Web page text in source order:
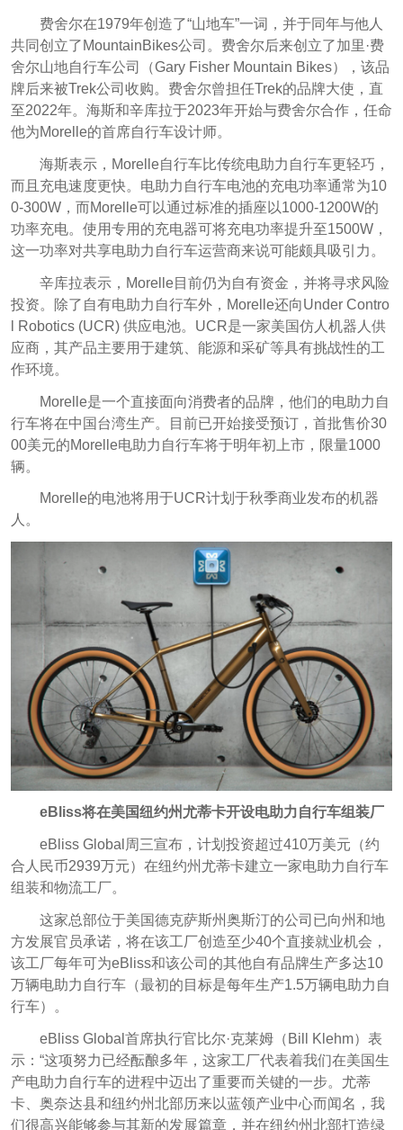
费舍尔在1979年创造了“山地车”一词，并于同年与他人
共同创立了MountainBikes公司。费舍尔后来创立了加里·费
舍尔山地自行车公司（Gary Fisher Mountain Bikes），该品
牌后来被Trek公司收购。费舍尔曾担任Trek的品牌大使，直
至2022年。海斯和辛库拉于2023年开始与费舍尔合作，任命
他为Morelle的首席自行车设计师。
海斯表示，Morelle自行车比传统电助力自行车更轻巧，
而且充电速度更快。电助力自行车电池的充电功率通常为10
0-300W，而Morelle可以通过标准的插座以1000-1200W的
功率充电。使用专用的充电器可将充电功率提升至1500W，
这一功率对共享电助力自行车运营商来说可能颇具吸引力。
辛库拉表示，Morelle目前仍为自有资金，并将寻求风险
投资。除了自有电助力自行车外，Morelle还向Under Contro
l Robotics (UCR) 供应电池。UCR是一家美国仿人机器人供
应商，其产品主要用于建筑、能源和采矿等具有挑战性的工
作环境。
Morelle是一个直接面向消费者的品牌，他们的电助力自
行车将在中国台湾生产。目前已开始接受预订，首批售价30
00美元的Morelle电助力自行车将于明年初上市，限量1000
辆。
Morelle的电池将用于UCR计划于秋季商业发布的机器
人。
eBliss将在美国纽约州尤蒂卡开设电助力自行车组装厂
eBliss Global周三宣布，计划投资超过410万美元（约
合人民币2939万元）在纽约州尤蒂卡建立一家电助力自行车
组装和物流工厂。
这家总部位于美国德克萨斯州奥斯汀的公司已向州和地
方发展官员承诺，将在该工厂创造至少40个直接就业机会，
该工厂每年可为eBliss和该公司的其他自有品牌生产多达10
万辆电助力自行车（最初的目标是每年生产1.5万辆电助力自
行车）。
eBliss Global首席执行官比尔·克莱姆（Bill Klehm）表
示：“这项努力已经酝酿多年，这家工厂代表着我们在美国生
产电助力自行车的进程中迈出了重要而关键的一步。尤蒂
卡、奥奈达县和纽约州北部历来以蓝领产业中心而闻名，我
们很高兴能够参与其新的发展篇章，并在纽约州北部打造绿